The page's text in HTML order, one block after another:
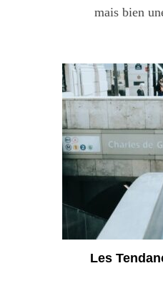
mais bien
Les
S
e
a
f
r